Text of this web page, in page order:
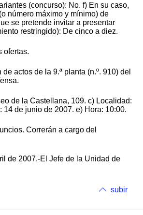
(concurso): No. f) En su caso,
número máximo y mínimo) de
se pretende invitar a presentar
restringido): De cinco a diez.
ofertas.
actos de la 9.ª planta (n.º. 910) del
de la Castellana, 109. c) Localidad:
14 de junio de 2007. e) Hora: 10:00.
Correrán a cargo del
de 2007.-El Jefe de la Unidad de
subir